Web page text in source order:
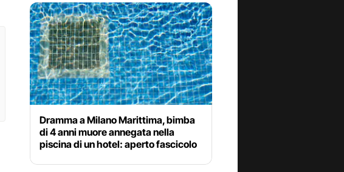
Dramma a Milano Marittima, bimba
di 4 anni muore annegata nella
piscina di un hotel: aperto fascicolo